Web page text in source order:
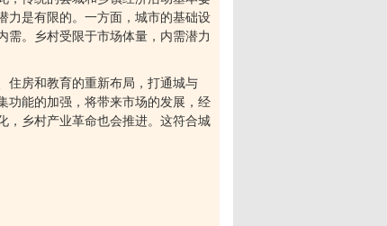
力是有限的。一方面，城市的基础设
需。乡村受限于市场体量，内需潜力
房和教育的重新布局，打通城与
功能的加强，将带来市场的发展，经
，乡村产业革命也会推进。这符合城